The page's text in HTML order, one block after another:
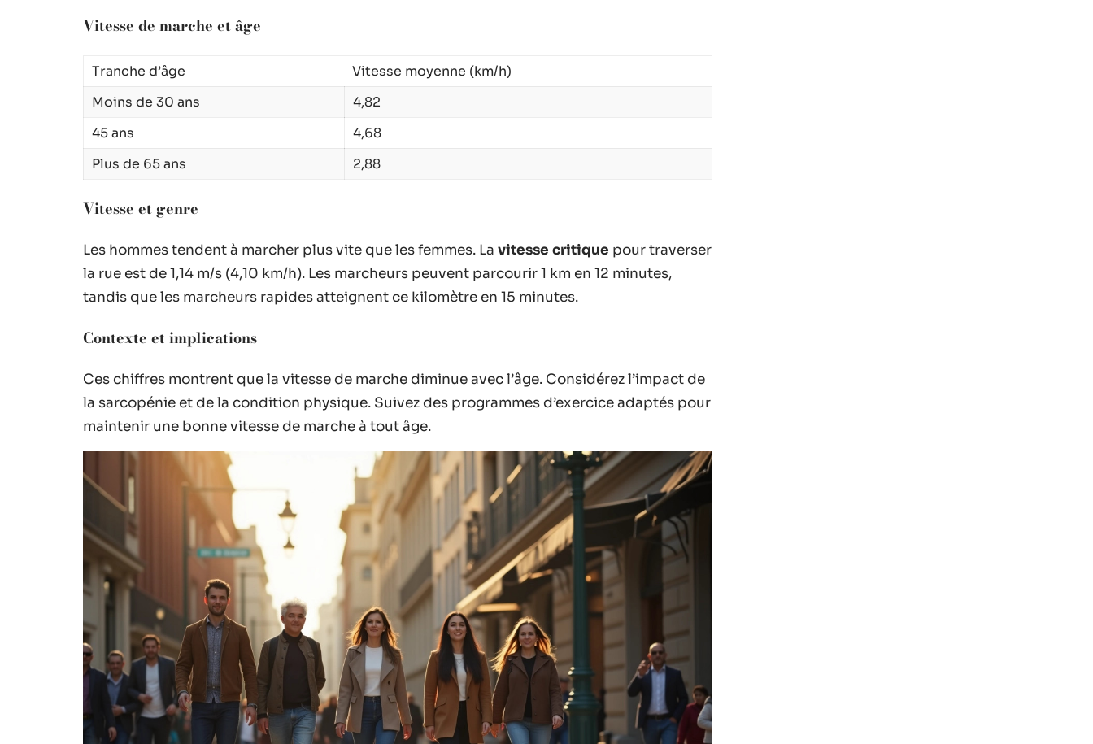
Vitesse de marche et âge
Tranche d’âge
Vitesse moyenne (km/h)
Moins de 30 ans
4,82
45 ans
4,68
Plus de 65 ans
2,88
Vitesse et genre
Les hommes tendent à marcher plus vite que les femmes. La vitesse critique pour traverser
la rue est de 1,14 m/s (4,10 km/h). Les marcheurs peuvent parcourir 1 km en 12 minutes,
tandis que les marcheurs rapides atteignent ce kilomètre en 15 minutes.
Contexte et implications
Ces chiffres montrent que la vitesse de marche diminue avec l’âge. Considérez l’impact de
la sarcopénie et de la condition physique. Suivez des programmes d’exercice adaptés pour
maintenir une bonne vitesse de marche à tout âge.